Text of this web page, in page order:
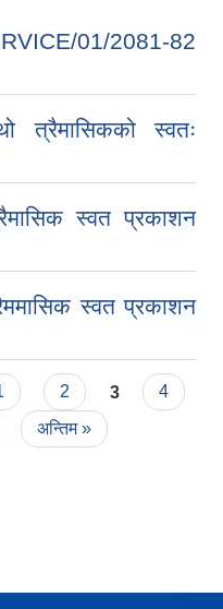
01/2081-82
त्रैमासिकको स्वतः
स्वत प्रकाशन
स्वत प्रकाशन
2 3
4
अन्तिम »